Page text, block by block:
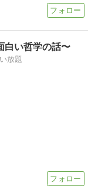
白い哲学の話〜
放題